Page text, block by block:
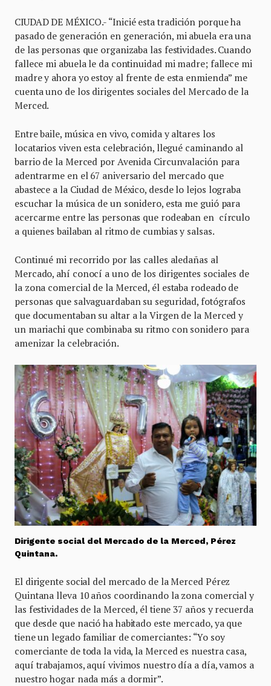
CIUDAD DE MÉXICO.- “Inicié esta tradición porque ha
pasado de generación en generación, mi abuela era una
de las personas que organizaba las festividades. Cuando
fallece mi abuela le da continuidad mi madre; fallece mi
madre y ahora yo estoy al frente de esta enmienda” me
cuenta uno de los dirigentes sociales del Mercado de la
Merced.
Entre baile, música en vivo, comida y altares los
locatarios viven esta celebración, llegué caminando al
barrio de la Merced por Avenida Circunvalación para
adentrarme en el 67 aniversario del mercado que
abastece a la Ciudad de México, desde lo lejos lograba
escuchar la música de un sonidero, esta me guió para
acercarme entre las personas que rodeaban en círculo
a quienes bailaban al ritmo de cumbias y salsas.
Continué mi recorrido por las calles aledañas al
Mercado, ahí conocí a uno de los dirigentes sociales de
la zona comercial de la Merced, él estaba rodeado de
personas que salvaguardaban su seguridad, fotógrafos
que documentaban su altar a la Virgen de la Merced y
un mariachi que combinaba su ritmo con sonidero para
amenizar la celebración.
Dirigente social del Mercado de la Merced, Pérez
Quintana.
El dirigente social del mercado de la Merced Pérez
Quintana lleva 10 años coordinando la zona comercial y
las festividades de la Merced, él tiene 37 años y recuerda
que desde que nació ha habitado este mercado, ya que
tiene un legado familiar de comerciantes: “Yo soy
comerciante de toda la vida, la Merced es nuestra casa,
aquí trabajamos, aquí vivimos nuestro día a día, vamos a
nuestro hogar nada más a dormir”.